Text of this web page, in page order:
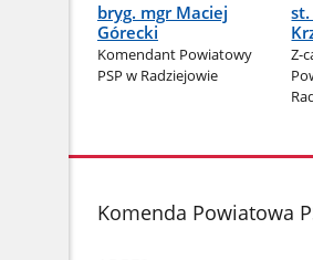
bryg. mgr Maciej
Górecki
Komendant Powiatowy
PSP w Radziejowie
Z-
stopka
Komenda Powiatowa